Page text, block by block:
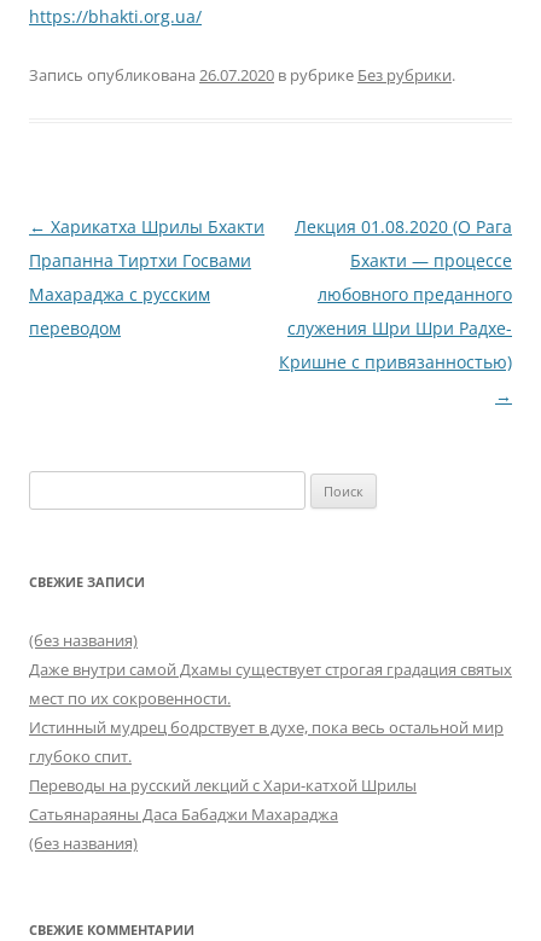
https://bhakti.org.ua/
Запись опубликована 26.07.2020 в рубрике Без рубрики.
Навигация
по
записям
← Харикатха Шрилы Бхакти
Прапанна Тиртхи Госвами
Махараджа с русским
переводом
Лекция 01.08.2020 (О Рага
Бхакти — процессе
любовного преданного
служения Шри Шри Радхе-
Кришне с привязанностью)
→
СВЕЖИЕ ЗАПИСИ
(без названия)
Даже внутри самой Дхамы существует строгая градация святых
мест по их сокровенности.
Истинный мудрец бодрствует в духе, пока весь остальной мир
глубоко спит.
Переводы на русский лекций с Хари-катхой Шрилы
Сатьянараяны Даса Бабаджи Махараджа
(без названия)
СВЕЖИЕ КОММЕНТАРИИ